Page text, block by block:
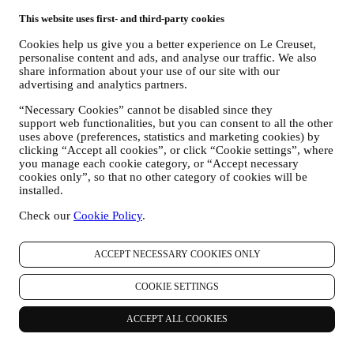
This website uses first- and third-party cookies
Cookies help us give you a better experience on Le Creuset,
personalise content and ads, and analyse our traffic. We also
share information about your use of our site with our
advertising and analytics partners.
“Necessary Cookies” cannot be disabled since they
support web functionalities, but you can consent to all the other
uses above (preferences, statistics and marketing cookies) by
clicking “Accept all cookies”, or click “Cookie settings”, where
you manage each cookie category, or “Accept necessary
cookies only”, so that no other category of cookies will be
installed.
Check our Cookie Policy.
ACCEPT NECESSARY COOKIES ONLY
COOKIE SETTINGS
ACCEPT ALL COOKIES
ofertas especiales que le puedan gustar. Estas comunicaciones
detalles que tenemos sobre usted, como su ubicación o su
historial de compras, o las preferencias de nuestros productos.
Usaremos sus datos para comprender mejor sus intereses. Esto
nos permite personalizar nuestras comunicaciones para
hacerlas más relevantes e interesantes. No será utilizada para
otros efectos. También recopilamos estadísticas sobre la
apertura de correo electrónico y clics utilizando tecnologías
estándar de la industria (incluidos los píxeles de seguimiento
en los correos electrónicos) para ayudarnos a monitorizar
nuestros boletines informativos. Este procesamiento se basa
en su consentimiento para recibir comunicaciones de
suscripción se puede ejercer en los puntos donde se recopila
correspondiente.
Exclusión voluntaria: Puede dejar de recibir nuestras
comunicaciones o actualizaciones de marketing en cualquier
momento, de forma gratuita, a través de los métodos que se
muestran como parte de la comunicación (por ejemplo, para darse de
baja de la newsletter puede hacer clic en el enlace para darse de baja